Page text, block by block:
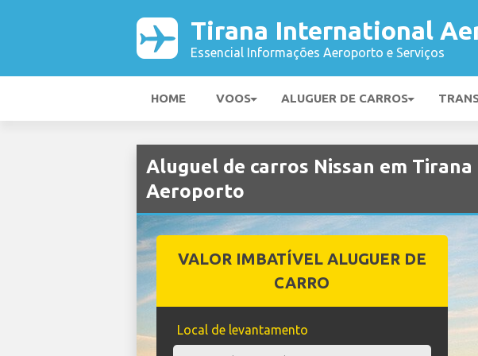
Tirana International
Essencial Informações Aeroporto e Serviços
HOME VOOS ALUGUER DE CARROS
Aluguel de carros Nissan em
Aeroporto
VALOR IMBATÍVEL ALUGUER DE
CARRO
Local de levantamento